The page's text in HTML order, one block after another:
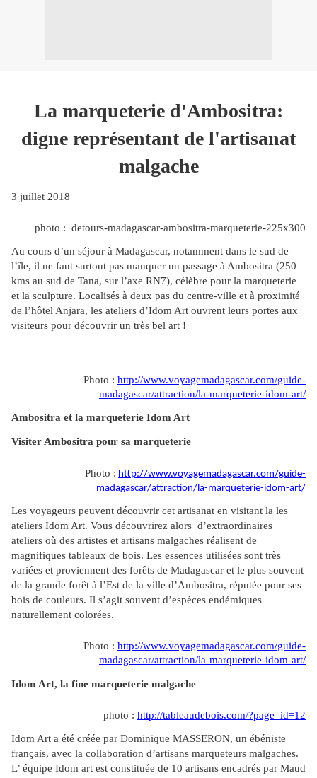
La marqueterie d'Ambositra:
digne représentant de l'artisanat
malgache
3 juillet 2018
photo : detours-madagascar-ambositra-marqueterie-225x300
Au cours d’un séjour à Madagascar, notamment dans le sud de
l’île, il ne faut surtout pas manquer un passage à Ambositra (250
kms au sud de Tana, sur l’axe RN7), célèbre pour la marqueterie
et la sculpture. Localisés à deux pas du centre-ville et à proximité
de l’hôtel Anjara, les ateliers d’Idom Art ouvrent leurs portes aux
visiteurs pour découvrir un très bel art !
Photo : http://www.voyagemadagascar.com/guide-
madagascar/attraction/la-marqueterie-idom-art/
Ambositra et la marqueterie Idom Art
Visiter Ambositra pour sa marqueterie
Photo : http://www.voyagemadagascar.com/guide-
madagascar/attraction/la-marqueterie-idom-art/
Les voyageurs peuvent découvrir cet artisanat en visitant la les
ateliers Idom Art. Vous découvrirez alors d’extraordinaires
ateliers où des artistes et artisans malgaches réalisent de
magnifiques tableaux de bois. Les essences utilisées sont très
variées et proviennent des forêts de Madagascar et le plus souvent
de la grande forêt à l’Est de la ville d’Ambositra, réputée pour ses
bois de couleurs. Il s’agit souvent d’espèces endémiques
naturellement colorées.
Photo : http://www.voyagemadagascar.com/guide-
madagascar/attraction/la-marqueterie-idom-art/
Idom Art, la fine marqueterie malgache
photo : http://tableaudebois.com/?page_id=12
Idom Art a été créée par Dominique MASSERON, un ébéniste
français, avec la collaboration d’artisans marqueteurs malgaches.
L’ équipe Idom art est constituée de 10 artisans encadrés par Maud